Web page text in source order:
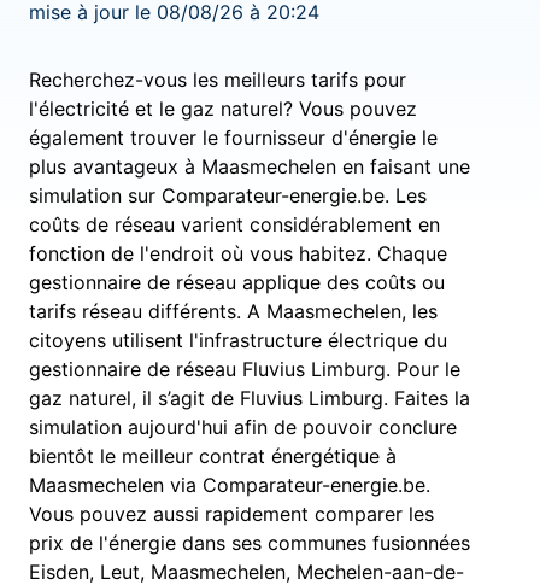
mise à jour le 08/08/26 à 20:24
Recherchez-vous les meilleurs tarifs pour
l'électricité et le gaz naturel? Vous pouvez
également trouver le fournisseur d'énergie le
plus avantageux à Maasmechelen en faisant une
simulation sur Comparateur-energie.be. Les
coûts de réseau varient considérablement en
fonction de l'endroit où vous habitez. Chaque
gestionnaire de réseau applique des coûts ou
tarifs réseau différents. A Maasmechelen, les
citoyens utilisent l'infrastructure électrique du
gestionnaire de réseau Fluvius Limburg. Pour le
gaz naturel, il s’agit de Fluvius Limburg. Faites la
simulation aujourd'hui afin de pouvoir conclure
bientôt le meilleur contrat énergétique à
Maasmechelen via Comparateur-energie.be.
Vous pouvez aussi rapidement comparer les
prix de l'énergie dans ses communes fusionnées
Eisden, Leut, Maasmechelen, Mechelen-aan-de-